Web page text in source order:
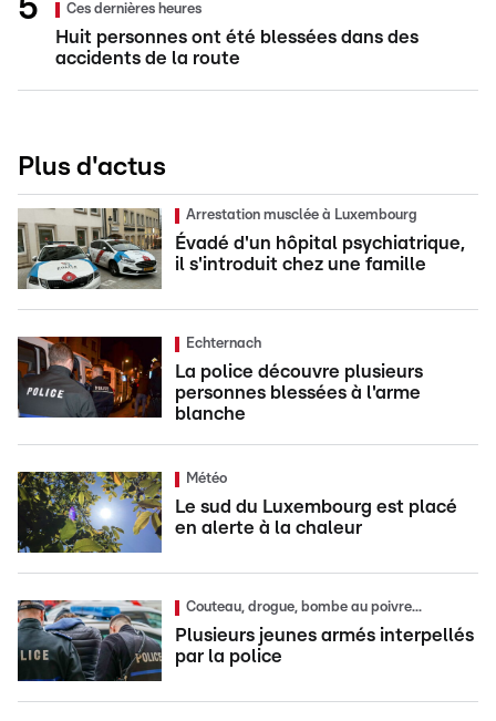
Ces dernières heures
Huit personnes ont été blessées dans des
accidents de la route
Plus d'actus
Arrestation musclée à Luxembourg
Évadé d'un hôpital psychiatrique,
il s'introduit chez une famille
Echternach
La police découvre plusieurs
personnes blessées à l'arme
blanche
Météo
Le sud du Luxembourg est placé
en alerte à la chaleur
Couteau, drogue, bombe au poivre...
Plusieurs jeunes armés interpellés
par la police